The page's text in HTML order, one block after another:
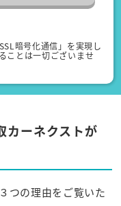
暗号化通信」を実現し
ことは一切ございませ
カーネクストが
つの理由をご覧いた